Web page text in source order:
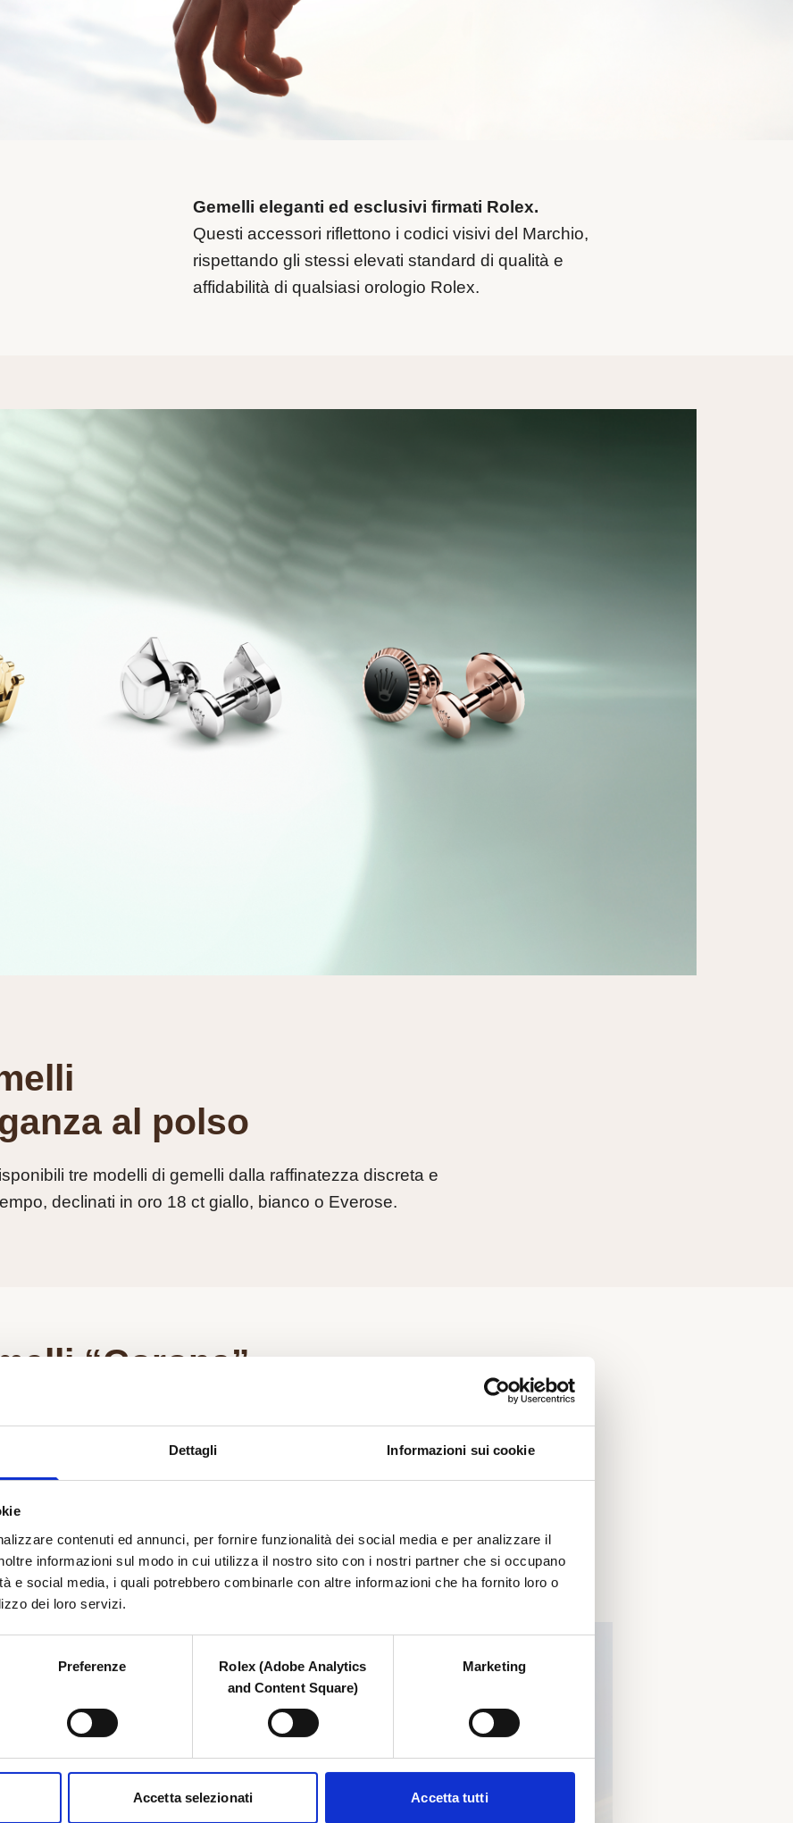
Dettagli Informazioni sui cookie
contenuti ed annunci, per fornire funzionalità dei social media e per analizzare il
informazioni sul modo in cui utilizza il nostro sito con i nostri partner che si occupano
e social media, i quali potrebbero combinarle con altre informazioni che ha fornito loro o
dei loro servizi.
Preferenze
Rolex (Adobe Analytics
and Content Square)
Marketing
Accetta selezionati Accetta tutti
Gemelli eleganti ed esclusivi firmati Rolex.
Questi accessori riflettono i codici visivi del Marchio,
rispettando gli stessi elevati standard di qualità e
affidabilità di qualsiasi orologio Rolex.
al polso
tre modelli di gemelli dalla raffinatezza discreta e
declinati in oro 18 ct giallo, bianco o Everose.
“Corona”
una corona a cinque punte, può essere indossato
di gemelli. Questi accessori apportano un tocco
al polso di chi ama vedere l’eccellenza espressa fin nei